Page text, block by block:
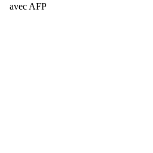
avec AFP